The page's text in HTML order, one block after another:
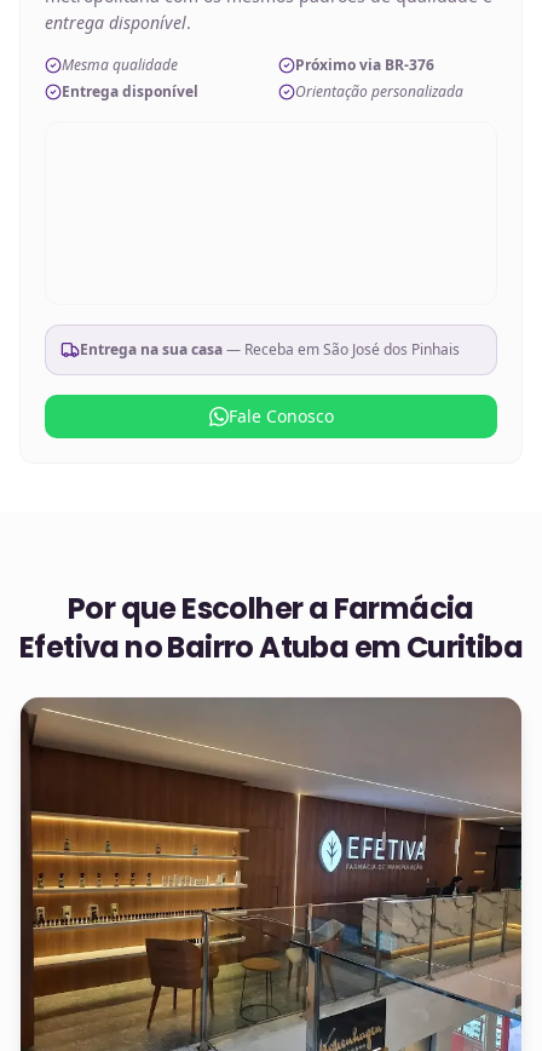
entrega disponível.
Mesma qualidade
Próximo via BR-376
Entrega disponível
Orientação personalizada
Entrega na sua casa— Receba emSão José dos Pinhais
Fale Conosco
Por que Escolher a Farmácia
Efetiva noBairro Atuba em Curitiba